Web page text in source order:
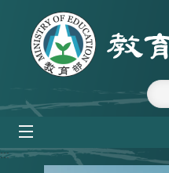
跳到主要內容區塊
:::